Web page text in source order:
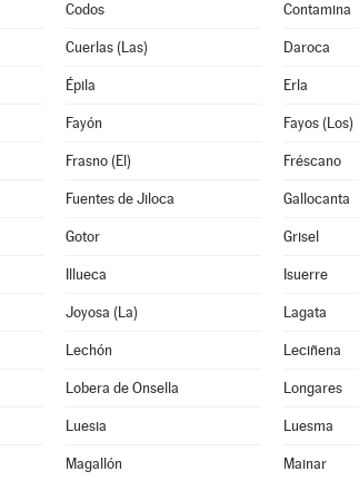
Codos Contamina
Cuerlas (Las) Daroca
Épila Erla
Fayón Fayos (Los)
Frasno (El) Fréscano
Fuentes de Jiloca Gallocanta
Gotor Grisel
Illueca Isuerre
Joyosa (La) Lagata
Lechón Leciñena
Lobera de Onsella Longares
Luesia Luesma
Magallón Mainar